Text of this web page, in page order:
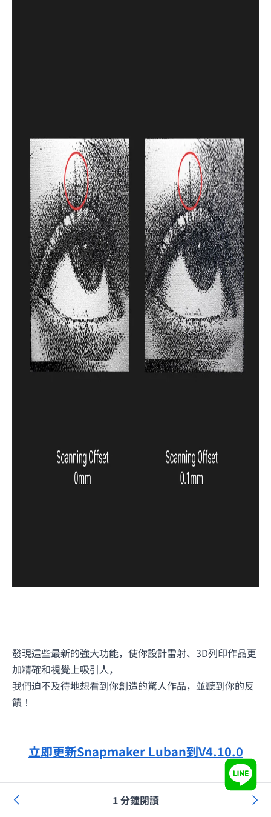
發現這些最新的強大功能，使你設計雷射、3D列印作品更
加精確和視覺上吸引人，
我們迫不及待地想看到你創造的驚人作品，並聽到你的反
饋！
立即更新Snapmaker Luban到V4.10.0
參考資料1
1 分鐘閱讀